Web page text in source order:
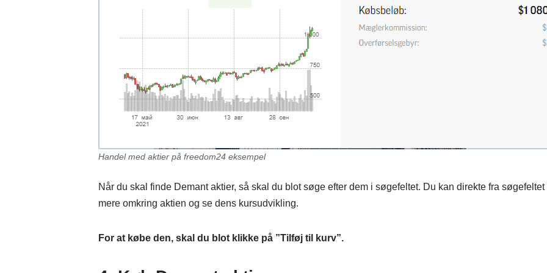
Handel med aktier på freedom24 eksempel
Når du skal finde Demant aktier, så skal du blot søge efter dem i søgefeltet. Du kan direkte fra
mere omkring aktien og se dens kursudvikling.
For at købe den, skal du blot klikke på ”Tilføj til kurv”.